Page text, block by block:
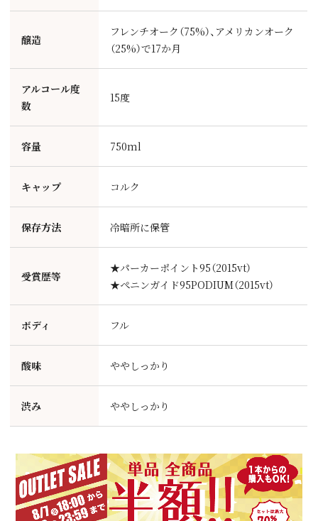
醸造
フレンチオーク（75%）、アメリカンオーク
（25%）で17か月
アルコール度
数
15度
容量 750ml
キャップ コルク
保存方法 冷暗所に保管
受賞歴等
★パーカーポイント95（2015vt）
★ぺニンガイド95PODIUM（2015vt）
ボディ フル
酸味 ややしっかり
渋み ややしっかり